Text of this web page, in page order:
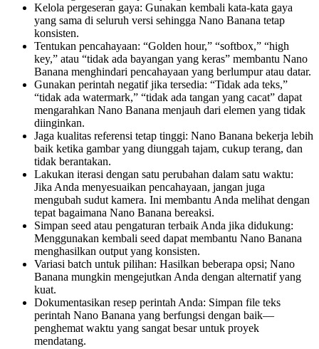
Kelola pergeseran gaya: Gunakan kembali kata-kata gaya
yang sama di seluruh versi sehingga Nano Banana tetap
konsisten.
Tentukan pencahayaan: “Golden hour,” “softbox,” “high
key,” atau “tidak ada bayangan yang keras” membantu Nano
Banana menghindari pencahayaan yang berlumpur atau datar.
Gunakan perintah negatif jika tersedia: “Tidak ada teks,”
“tidak ada watermark,” “tidak ada tangan yang cacat” dapat
mengarahkan Nano Banana menjauh dari elemen yang tidak
diinginkan.
Jaga kualitas referensi tetap tinggi: Nano Banana bekerja lebih
baik ketika gambar yang diunggah tajam, cukup terang, dan
tidak berantakan.
Lakukan iterasi dengan satu perubahan dalam satu waktu:
Jika Anda menyesuaikan pencahayaan, jangan juga
mengubah sudut kamera. Ini membantu Anda melihat dengan
tepat bagaimana Nano Banana bereaksi.
Simpan seed atau pengaturan terbaik Anda jika didukung:
Menggunakan kembali seed dapat membantu Nano Banana
menghasilkan output yang konsisten.
Variasi batch untuk pilihan: Hasilkan beberapa opsi; Nano
Banana mungkin mengejutkan Anda dengan alternatif yang
kuat.
Dokumentasikan resep perintah Anda: Simpan file teks
perintah Nano Banana yang berfungsi dengan baik—
penghemat waktu yang sangat besar untuk proyek
mendatang.